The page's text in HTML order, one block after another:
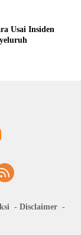
Usai Insiden
Disclaimer